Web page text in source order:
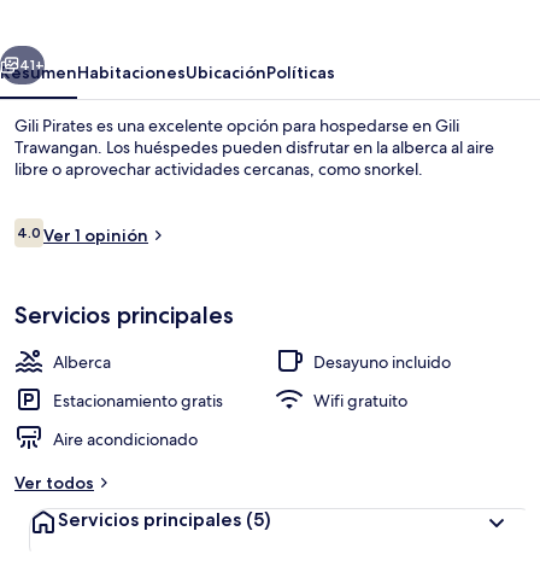
Siguiente
41+
ResumenHabitacionesUbicaciónPolíticas
Gili Pirates es una excelente opción para hospedarse en Gili
Trawangan. Los huéspedes pueden disfrutar en la alberca al aire
libre o aprovechar actividades cercanas, como snorkel.
Opiniones
4.04.0 de 10,
Ver 1 opinión
Servicios principales
Alberca
Desayuno incluido
Estacionamiento gratis
Wifi gratuito
Aire acondicionado
Ver todos
Servicios principales (5)